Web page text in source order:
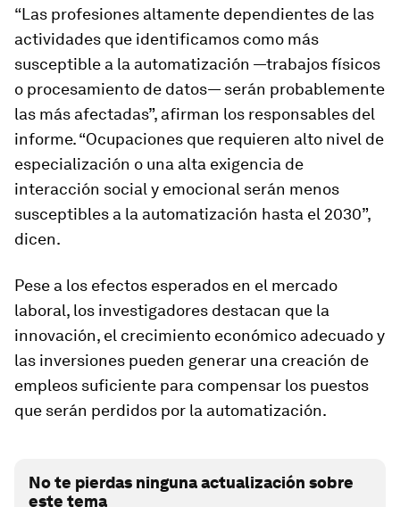
“Las profesiones altamente dependientes de las
actividades que identificamos como más
susceptible a la automatización —trabajos físicos
o procesamiento de datos— serán probablemente
las más afectadas”, afirman los responsables del
informe. “Ocupaciones que requieren alto nivel de
especialización o una alta exigencia de
interacción social y emocional serán menos
susceptibles a la automatización hasta el 2030”,
dicen.
Pese a los efectos esperados en el mercado
laboral, los investigadores destacan que la
innovación, el crecimiento económico adecuado y
las inversiones pueden generar una creación de
empleos suficiente para compensar los puestos
que serán perdidos por la automatización.
No te pierdas ninguna actualización sobre
este tema